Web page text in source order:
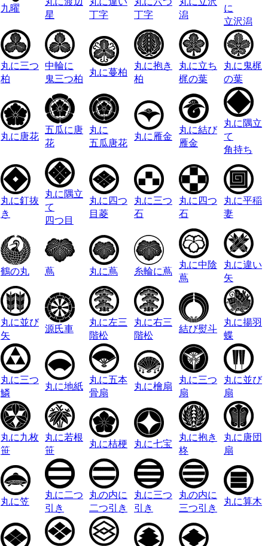
九曜
星
丁字
丁字
潟
に
立沢潟
丸に三つ
柏
中輪に
鬼三つ柏
丸に蔓柏
丸に抱き
柏
丸に立ち
梶の葉
丸に鬼梶
の葉
丸に唐花
五瓜に唐
花
丸に
五瓜唐花
丸に雁金
丸に結び
雁金
丸に隅立
て
角持ち
丸に釘抜
き
丸に隅立
て
四つ目
丸に四つ
目菱
丸に三つ
石
丸に四つ
石
丸に平稲
妻
鶴の丸 蔦 丸に蔦 糸輪に蔦
丸に中陰
蔦
丸に違い
矢
丸に並び
矢
源氏車
丸に左三
階松
丸に右三
階松
結び熨斗
丸に揚羽
蝶
丸に三つ
鱗
丸に地紙
丸に五本
骨扇
丸に檜扇
丸に三つ
扇
丸に並び
扇
丸に九枚
笹
丸に若根
笹
丸に桔梗 丸に七宝
丸に抱き
柊
丸に唐団
扇
丸に笠
丸に二つ
引き
丸の内に
二つ引き
丸に三つ
引き
丸の内に
三つ引き
丸に算木